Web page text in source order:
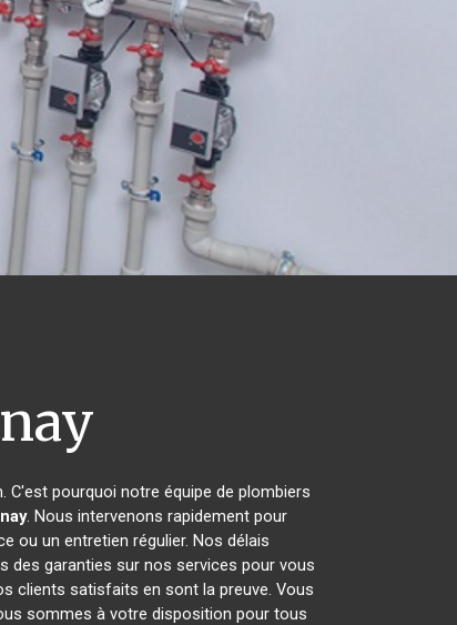
pourquoi notre équipe de plombiers
. Nous intervenons rapidement pour
ou un entretien régulier. Nos délais
garanties sur nos services pour vous
clients satisfaits en sont la preuve. Vous
sommes à votre disposition pour tous